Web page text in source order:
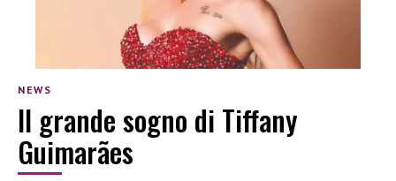
NEWS
Il grande sogno di Tiffany
Guimarães